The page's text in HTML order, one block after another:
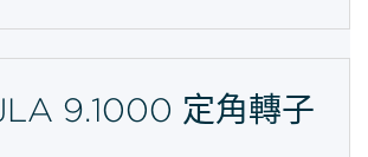
9.1000 定角轉子